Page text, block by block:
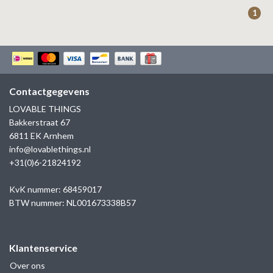
KAPTEN & SON
1
Contactgegevens
LOVABLE THINGS
Bakkerstraat 67
6811 EK Arnhem
info@lovablethings.nl
+31(0)6-21824192
KvK nummer: 68459017
BTW nummer: NL001673338B57
Klantenservice
Over ons